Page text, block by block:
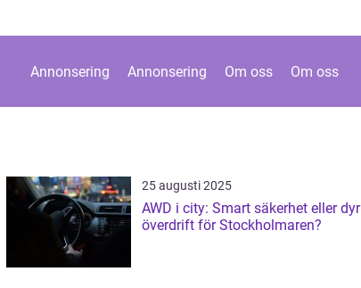
Annonsering Annonsering Om oss Om oss
25 augusti 2025
AWD i city: Smart säkerhet eller dyr
överdrift för Stockholmaren?